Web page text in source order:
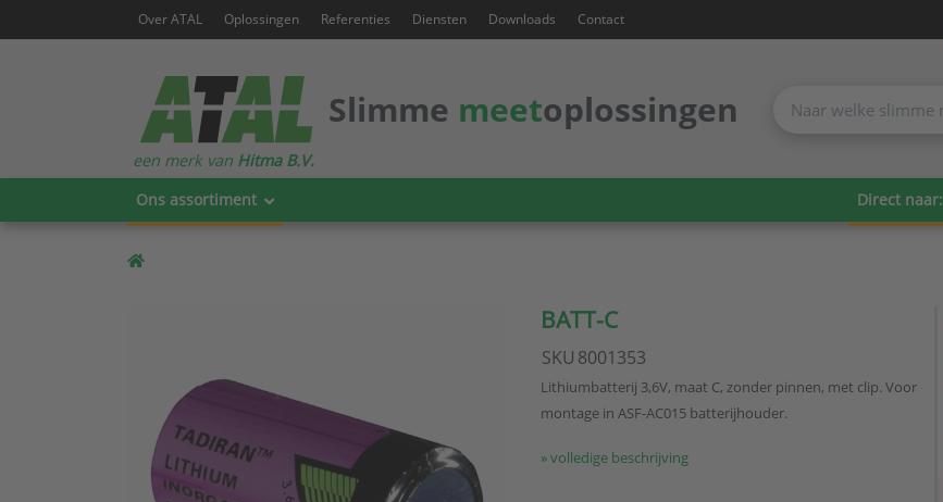
Over ATAL Oplossingen Referenties Diensten Downloads Contact
Slimme meetoplossingen
Ons assortiment Direct naar:
een merk van Hitma B.V.
BATT-C
SKU 8001353
Lithiumbatterij 3,6V, maat C, zonder pinnen, met clip. Voor
montage in ASF-AC015 batterijhouder.
» volledige beschrijving